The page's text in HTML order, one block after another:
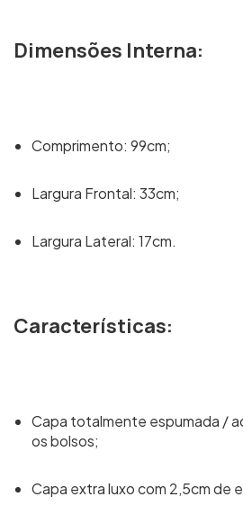
Dimensões Interna:
Comprimento: 99cm;
Largura Frontal: 33cm;
Largura Lateral: 17cm.
Características:
Capa totalmente espumada /
os bolsos;
Capa extra luxo com 2,5cm de